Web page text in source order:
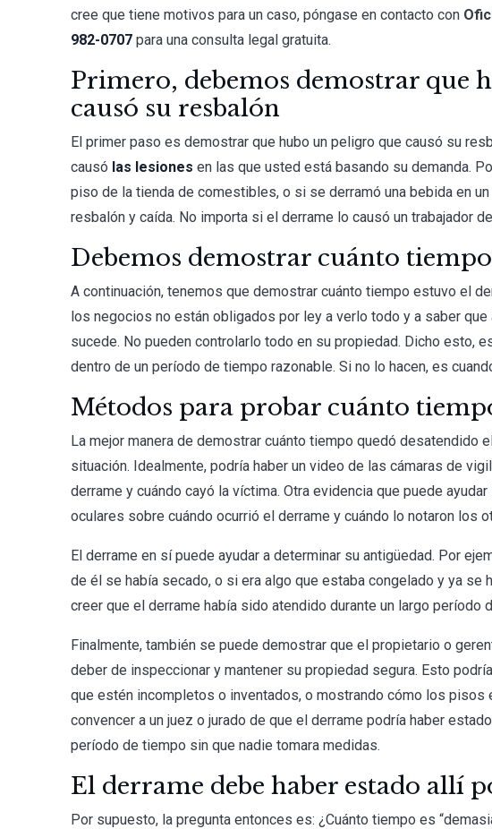
cree que tiene motivos para un caso, póngase en contacto con
982-0707 para una consulta legal gratuita.
Primero, debemos demostrar que
causó su resbalón
El primer paso es demostrar que hubo un peligro que causó su
causó las lesiones en las que usted está basando su demanda.
piso de la tienda de comestibles, o si se derramó una bebida en
resbalón y caída. No importa si el derrame lo causó un trabajador
Debemos demostrar cuánto
A continuación, tenemos que demostrar cuánto tiempo estuvo el
los negocios no están obligados por ley a verlo todo y a saber
sucede. No pueden controlarlo todo en su propiedad. Dicho esto,
dentro de un período de tiempo razonable. Si no lo hacen, es
Métodos para probar cuánto
La mejor manera de demostrar cuánto tiempo quedó desatendido
situación. Idealmente, podría haber un video de las cámaras de
derrame y cuándo cayó la víctima. Otra evidencia que puede
oculares sobre cuándo ocurrió el derrame y cuándo lo notaron los
El derrame en sí puede ayudar a determinar su antigüedad. Por
de él se había secado, o si era algo que estaba congelado y ya se
creer que el derrame había sido atendido durante un largo período
Finalmente, también se puede demostrar que el propietario o
deber de inspeccionar y mantener su propiedad segura. Esto
que estén incompletos o inventados, o mostrando cómo los pisos
convencer a un juez o jurado de que el derrame podría haber
período de tiempo sin que nadie tomara medidas.
El derrame debe haber estado allí
Por supuesto, la pregunta entonces es: ¿Cuánto tiempo es